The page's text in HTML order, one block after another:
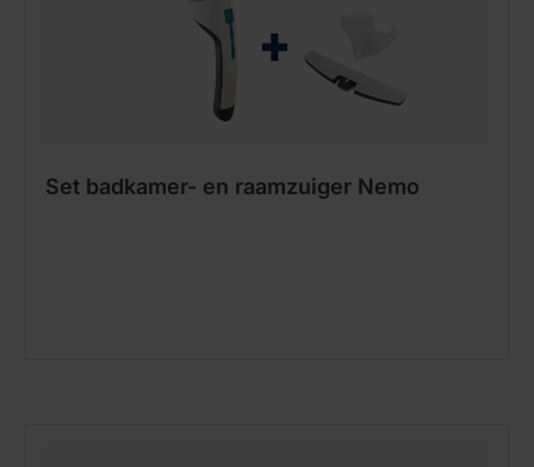
Set badkamer- en raamzuiger Nemo